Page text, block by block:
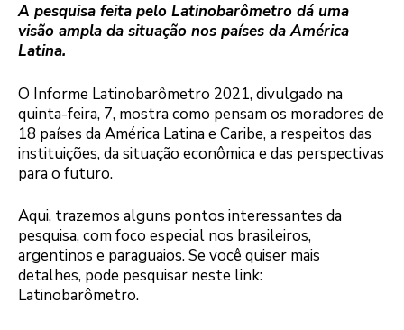
A pesquisa feita pelo Latinobarômetro dá uma
visão ampla da situação nos países da América
Latina.
O Informe Latinobarômetro 2021, divulgado na
quinta-feira, 7, mostra como pensam os moradores de
18 países da América Latina e Caribe, a respeitos das
instituições, da situação econômica e das perspectivas
para o futuro.
Aqui, trazemos alguns pontos interessantes da
pesquisa, com foco especial nos brasileiros,
argentinos e paraguaios. Se você quiser mais
detalhes, pode pesquisar neste link:
Latinobarômetro.